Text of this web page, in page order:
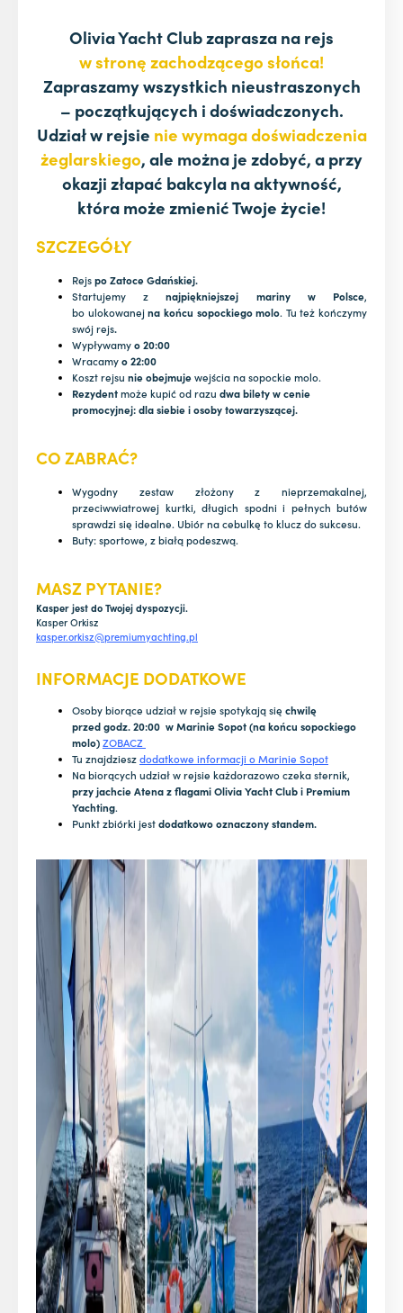
Olivia Yacht Club zaprasza na rejs
w stronę zachodzącego słońca!
Zapraszamy wszystkich nieustraszonych
– początkujących i doświadczonych.
Udział w rejsie nie wymaga doświadczenia
żeglarskiego, ale można je zdobyć, a przy
okazji złapać bakcyla na aktywność,
która może zmienić Twoje życie!
SZCZEGÓŁY
Rejspo Zatoce Gdańskiej.
Startujemy znajpiękniejszej mariny w Polsce,
bo ulokowanejna końcu sopockiego molo. Tu też kończymy
swój rejs.
Wypływamyo 20:00
Wracamyo 22:00
Koszt rejsu nie obejmujewejścia na sopockie molo.
Rezydentmoże kupić od razu dwa bilety w cenie
promocyjnej: dla siebie i osoby towarzyszącej.
CO ZABRAĆ?
Wygodny zestaw złożony z nieprzemakalnej,
przeciwwiatrowej kurtki, długich spodni i pełnych butów
sprawdzi się idealne. Ubiór na cebulkę to klucz do sukcesu.
Buty: sportowe, z białą podeszwą.
MASZ PYTANIE?
Kasper jest do Twojej dyspozycji.
Kasper Orkisz
kasper.orkisz@premiumyachting.pl
INFORMACJE DODATKOWE
Osoby biorące udział w rejsie spotykają się chwilę
przed godz. 20:00 w Marinie Sopot (na końcu sopockiego
molo)ZOBACZ
Tu znajdzieszdodatkowe informacji o Marinie Sopot
Na biorących udział w rejsie każdorazowo czeka sternik,
przy jachcie Atena z flagami Olivia Yacht Club i Premium
Yachting.
Punkt zbiórki jestdodatkowo oznaczony standem.